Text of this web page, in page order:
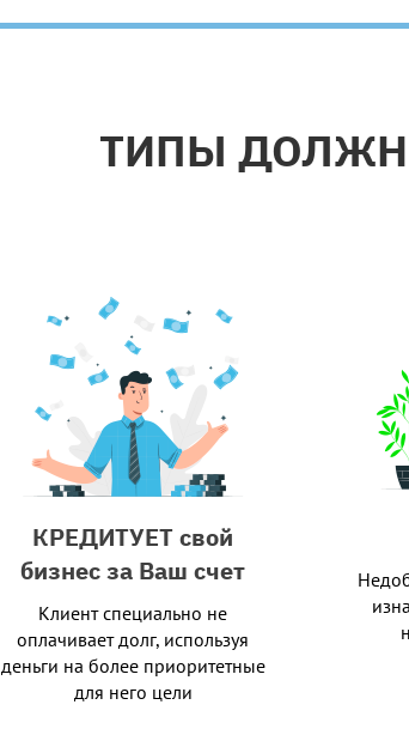
ТИПЫ
КРЕДИТУЕТ свой
бизнес за Ваш счет
Клиент специально не
оплачивает долг, используя
деньги на более приоритетные
для него цели